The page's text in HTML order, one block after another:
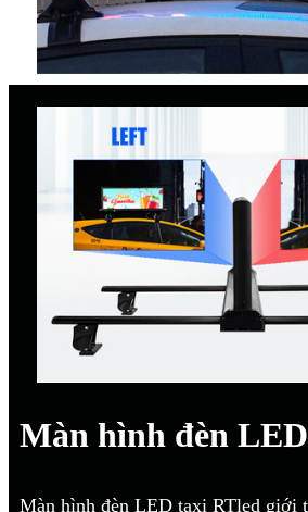
Màn hình đèn
Màn hình đèn LED taxi RTled giới